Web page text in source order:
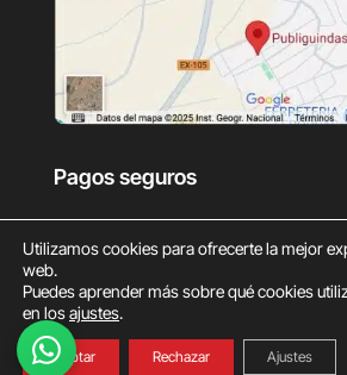
Pagos seguros
© Copyright Publiguindas
Utilizamos cookies para ofrecerte la mejor
web.
Puedes aprender más sobre qué cookies
en losajustes.
Aceptar Rechazar Ajustes